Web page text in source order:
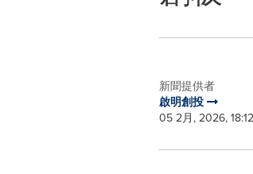
新聞提供者
啟明創投
05 2月, 2026,